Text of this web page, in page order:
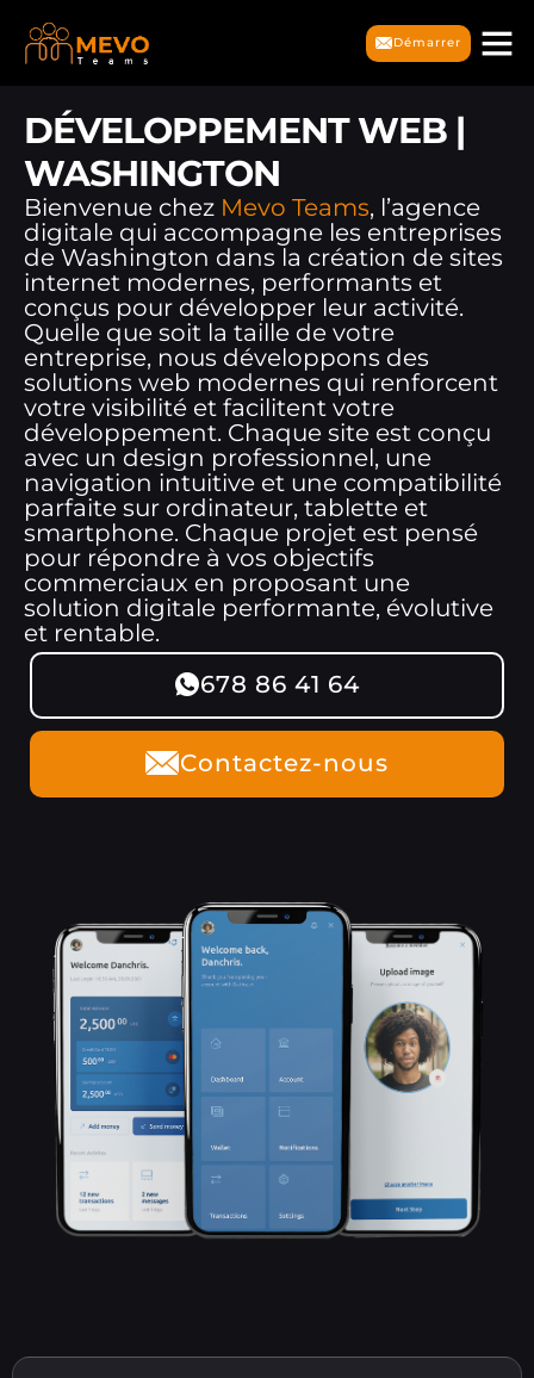
Démarrer
DÉVELOPPEMENT WEB |
WASHINGTON
Bienvenue chez Mevo Teams, l’agence
digitale qui accompagne les entreprises
de Washington dans la création de sites
internet modernes, performants et
conçus pour développer leur activité.
Quelle que soit la taille de votre
entreprise, nous développons des
solutions web modernes qui renforcent
votre visibilité et facilitent votre
développement. Chaque site est conçu
avec un design professionnel, une
navigation intuitive et une compatibilité
parfaite sur ordinateur, tablette et
smartphone. Chaque projet est pensé
pour répondre à vos objectifs
commerciaux en proposant une
solution digitale performante, évolutive
et rentable.
678 86 41 64
Contactez-nous